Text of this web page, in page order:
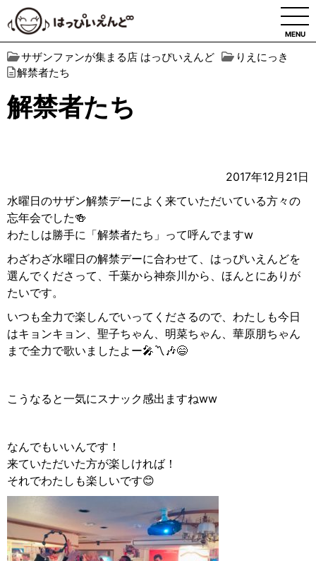
MENU
サザンファンが集まる店 はっぴいえんど
りえにっき
解禁者たち
解禁者たち
2017年12月21日
水曜日のサザン解禁デーによく来ていただいている方々の
忘年会でした🍻
わたしは勝手に「解禁者たち」って呼んでますw
わざわざ水曜日の解禁デーに合わせて、はっぴいえんどを
選んでくださって、千葉から神奈川から、ほんとにありが
たいです。
いつも全力で楽しんでいってくださるので、わたしも今日
はキョンキョン、聖子ちゃん、明菜ちゃん、華原朋ちゃん
まで全力で歌いましたよー🎤〽️🎶😄
こうなると一気にスナック感出ますねww
なんでもいいんです！
来ていただいた方が楽しければ！
それでわたしも楽しいです😊